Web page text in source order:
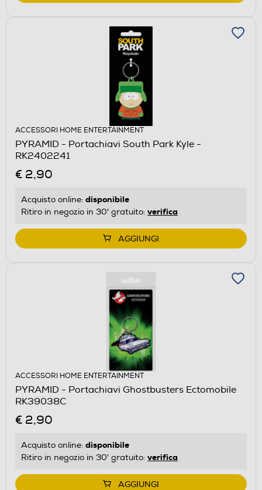
ACCESSORI HOME ENTERTAINMENT
PYRAMID - Portachiavi South Park Kyle -
RK2402241
€ 2,90
Acquisto online: disponibile
Ritiro in negozio in 30' gratuito: verifica
AGGIUNGI
ACCESSORI HOME ENTERTAINMENT
PYRAMID - Portachiavi Ghostbusters Ectomobile
RK39038C
€ 2,90
Acquisto online: disponibile
Ritiro in negozio in 30' gratuito: verifica
AGGIUNGI